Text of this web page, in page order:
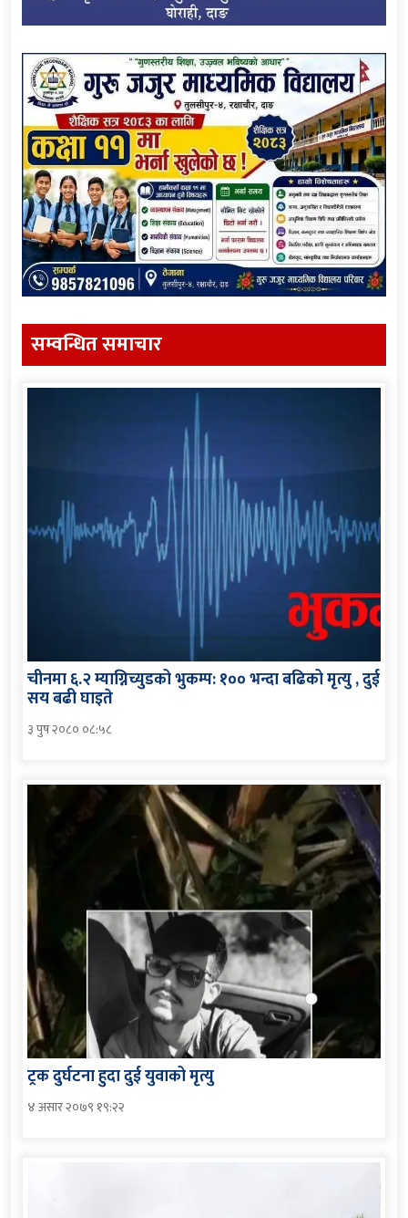
सम्वन्धित समाचार
चीनमा ६.२ म्याग्निच्युडको भुकम्प: १०० भन्दा बढिको मृत्यु , दुई
सय बढी घाइते
३ पुष २०८० ०८:५८
ट्रक दुर्घटना हुदा दुई युवाको मृत्यु
४ असार २०७९ १९:२२